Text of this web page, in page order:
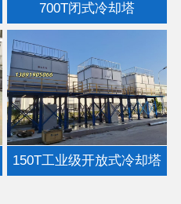
700T闭式冷却塔
150T工业级开放式冷却塔